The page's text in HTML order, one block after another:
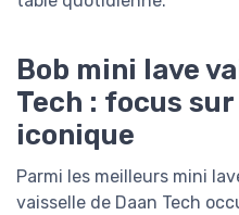
Bob mini lave
Tech : focus
iconique
Parmi les meilleurs mini
vaisselle de Daan Tech